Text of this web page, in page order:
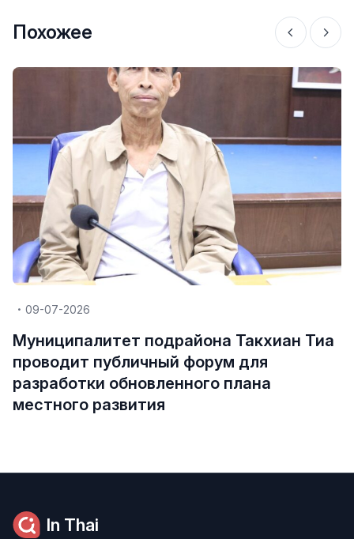
Похожее
09-07-2026
Муниципалитет подрайона Такхиан Тиа
проводит публичный форум для
разработки обновленного плана
местного развития
In Thai